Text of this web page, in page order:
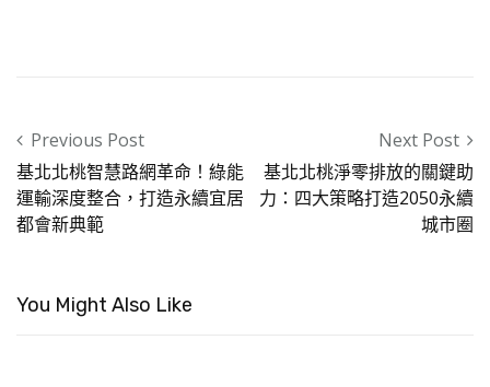
Post navigation
Previous Post
基北北桃智慧路網革命！綠能
運輸深度整合，打造永續宜居
都會新典範
Next Post
基北北桃淨零排放的關鍵助
力：四大策略打造2050永續
城市圈
You Might Also Like